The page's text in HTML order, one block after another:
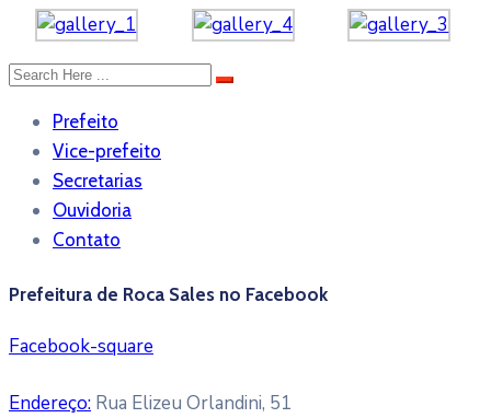
Prefeito
Vice-prefeito
Secretarias
Ouvidoria
Contato
Prefeitura de Roca Sales no Facebook
Facebook-square
Endereço: Rua Elizeu Orlandini, 51